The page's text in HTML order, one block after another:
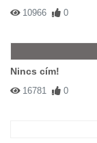
10966 0
Nincs cím!
16781 0